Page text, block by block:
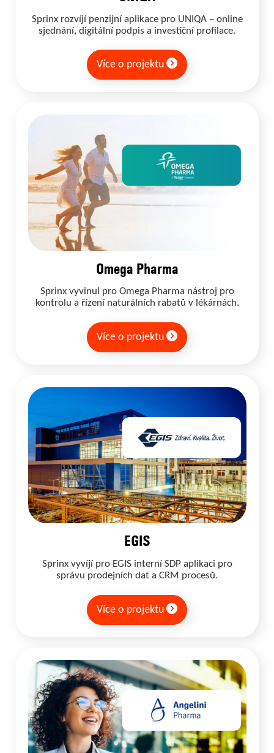
Sprinx rozvíjí penzijní aplikace pro UNIQA – online
sjednání, digitální podpis a investiční profilace.
Více o projektu
Omega Pharma
Sprinx vyvinul pro Omega Pharma nástroj pro
kontrolu a řízení naturálních rabatů v lékárnách.
Více o projektu
EGIS
Sprinx vyvíjí pro EGIS interní SDP aplikaci pro
správu prodejních dat a CRM procesů.
Více o projektu